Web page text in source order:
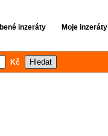
inzeráty Moje inzeráty
Kč